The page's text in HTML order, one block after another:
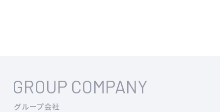
GROUP COMPANY
グループ会社